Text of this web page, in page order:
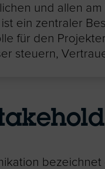
und allen
ein zentraler
für den
steuern,